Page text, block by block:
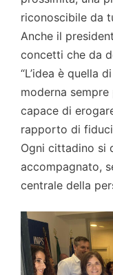
riconoscibile da
Anche il
concetti che da
“L’idea è quella
moderna
capace di
rapporto di
Ogni cittadino si
accompagnato,
centrale della